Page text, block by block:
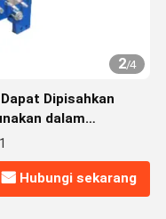
2/4
Dipisahkan
dalam
Hubungi sekarang